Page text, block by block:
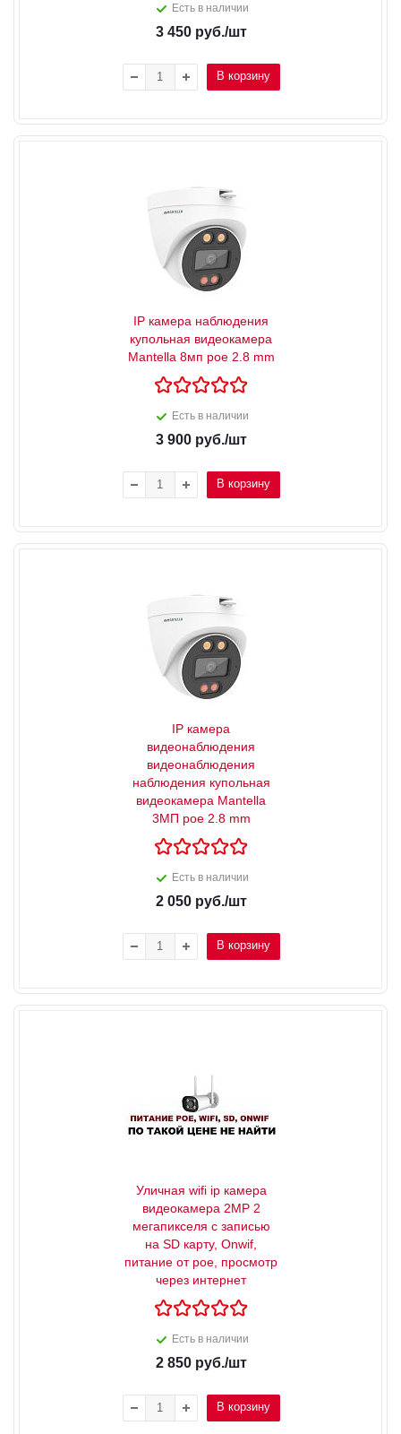
Есть в наличии
3 450руб./шт
В корзину
IP камера наблюдения
купольная видеокамера
Mantella 8мп poe 2.8 mm
Есть в наличии
3 900руб./шт
В корзину
IP камера
видеонаблюдения
видеонаблюдения
наблюдения купольная
видеокамера Mantella
3МП poe 2.8 mm
Есть в наличии
2 050руб./шт
В корзину
Уличная wifi ip камера
видеокамера 2MP 2
мегапикселя с записью
на SD карту, Onwif,
питание от poe, просмотр
через интернет
Есть в наличии
2 850руб./шт
В корзину